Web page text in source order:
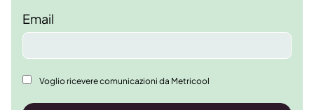
Email
Voglio ricevere comunicazioni da Metricool